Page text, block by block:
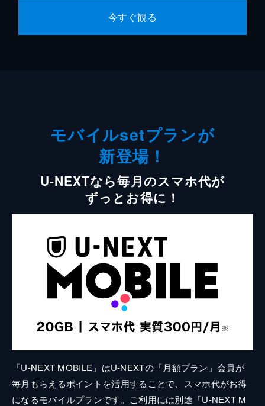
今すぐ観る
モバイルsetプランが
新登場！
U-NEXTなら毎月のスマホ代が
ずっとお得に！
「U-NEXT MOBILE」はU-NEXTの「月額プラン」会員が
毎月もらえるポイントを活用することで、スマホ代がお得
になるモバイルプランです。ご利用には別途「U-NEXT M